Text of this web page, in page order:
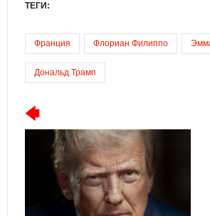
ТЕГИ:
Франция Флориан Филиппо
Дональд Трамп